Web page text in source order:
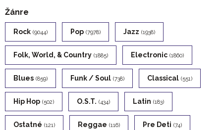
Žánre
Rock (9044) Pop (7978) Jazz (1938)
Folk, World, & Country (1885) Electronic (1860)
Blues (859) Funk / Soul (738) Classical (551)
Hip Hop (502) O.s.t. (434) Latin (183)
Ostatné (121) Reggae (116) Pre Deti (74)